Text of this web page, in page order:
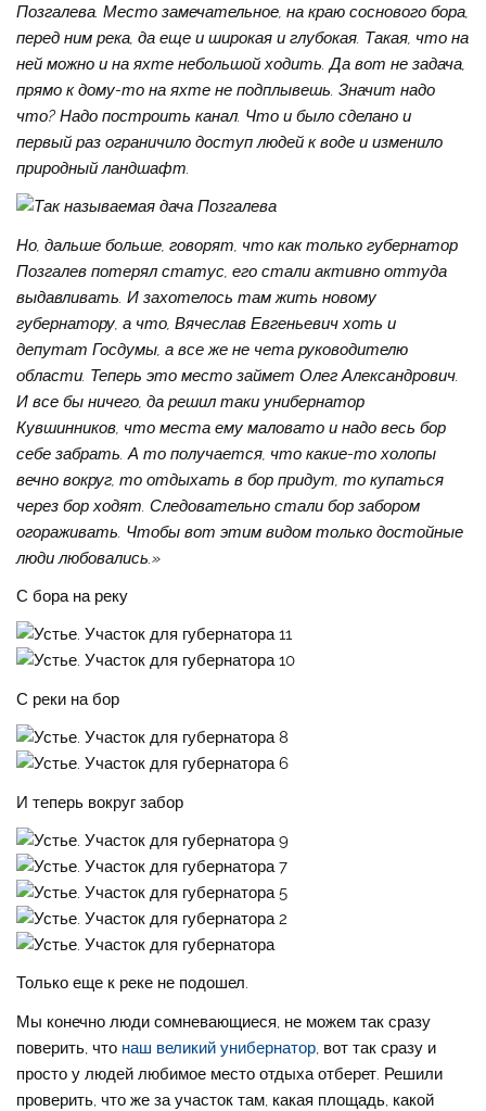
Позгалева. Место замечательное, на краю соснового бора,
перед ним река, да еще и широкая и глубокая. Такая, что на
ней можно и на яхте небольшой ходить. Да вот не задача,
прямо к дому-то на яхте не подплывешь. Значит надо
что? Надо построить канал. Что и было сделано и
первый раз ограничило доступ людей к воде и изменило
природный ландшафт.
Но, дальше больше, говорят, что как только губернатор
Позгалев потерял статус, его стали активно оттуда
выдавливать. И захотелось там жить новому
губернатору, а что, Вячеслав Евгеньевич хоть и
депутат Госдумы, а все же не чета руководителю
области. Теперь это место займет Олег Александрович.
И все бы ничего, да решил таки унибернатор
Кувшинников, что места ему маловато и надо весь бор
себе забрать. А то получается, что какие-то холопы
вечно вокруг, то отдыхать в бор придут, то купаться
через бор ходят. Следовательно стали бор забором
огораживать. Чтобы вот этим видом только достойные
люди любовались.»
С бора на реку
С реки на бор
И теперь вокруг забор
Только еще к реке не подошел.
Мы конечно люди сомневающиеся, не можем так сразу
поверить, что наш великий унибернатор, вот так сразу и
просто у людей любимое место отдыха отберет. Решили
проверить, что же за участок там, какая площадь, какой